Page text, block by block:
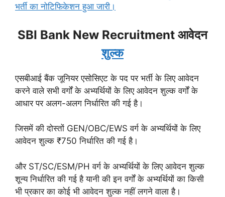
भर्ती का नोटिफिकेशन हुआ जारी।
SBI Bank New Recruitment आवेदन
शुल्क
एसबीआई बैंक जूनियर एसोसिएट के पद पर भर्ती के लिए आवेदन
करने वाले सभी वर्गों के अभ्यर्थियों के लिए आवेदन शुल्क वर्गों के
आधार पर अलग-अलग निर्धारित की गई है।
जिसमें की दोस्तों GEN/OBC/EWS वर्ग के अभ्यर्थियों के लिए
आवेदन शुल्क ₹750 निर्धारित की गई है।
और ST/SC/ESM/PH वर्ग के अभ्यर्थियों के लिए आवेदन शुल्क
शून्य निर्धारित की गई है यानी की इन वर्गों के अभ्यर्थियों का किसी
भी प्रकार का कोई भी आवेदन शुल्क नहीं लगने वाला है।